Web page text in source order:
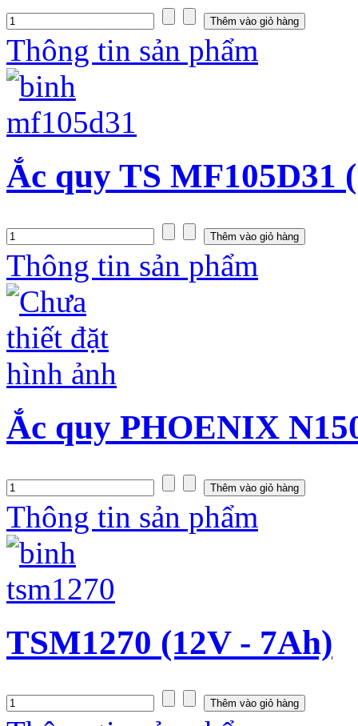
Thông tin sản phẩm
Ắc quy TS MF105D31
Thông tin sản phẩm
Ắc quy PHOENIX
Thông tin sản phẩm
TSM1270 (12V - 7Ah)